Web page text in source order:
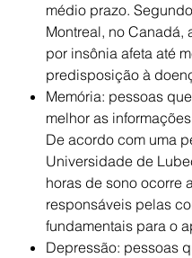
médio prazo.
Montreal, no
por insônia afeta até
predisposição à
Memória: pessoas
melhor as
De acordo com uma
Universidade de
horas de sono ocorre
responsáveis pelas
fundamentais para o
Depressão: pessoas